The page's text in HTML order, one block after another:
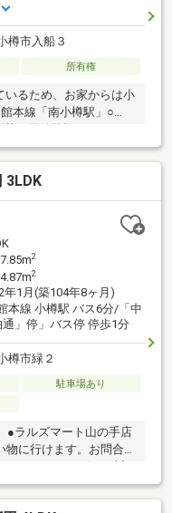
樽市入船３
所有権
いるため、お家からは小
本線「南小樽駅」○
ン￣V￣￣￣￣￣￣￣
中学校（徒歩27分）○
奥沢店（徒歩20分）○
3LDK
2
2
年1月(築104年8ヶ月)
本線 小樽駅 バス6分/「中
」停」バス停 停歩1分
樽市緑２
駐車場あり
●ラルズマート山の手店
に行けます。お問合せ
き、システムキッチ
室、始発駅、整形地、